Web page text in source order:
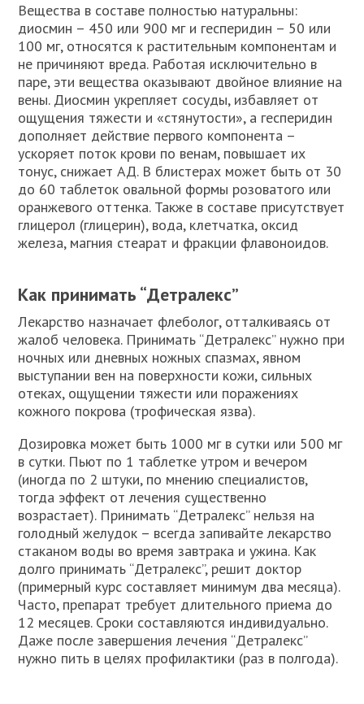
Вещества в составе полностью натуральны:
диосмин – 450 или 900 мг и гесперидин – 50 или
100 мг, относятся к растительным компонентам и
не причиняют вреда. Работая исключительно в
паре, эти вещества оказывают двойное влияние на
вены. Диосмин укрепляет сосуды, избавляет от
ощущения тяжести и «стянутости», а гесперидин
дополняет действие первого компонента –
ускоряет поток крови по венам, повышает их
тонус, снижает АД. В блистерах может быть от 30
до 60 таблеток овальной формы розоватого или
оранжевого оттенка. Также в составе присутствует
глицерол (глицерин), вода, клетчатка, оксид
железа, магния стеарат и фракции флавоноидов.
Как принимать “Детралекс”
Лекарство назначает флеболог, отталкиваясь от
жалоб человека. Принимать “Детралекс” нужно при
ночных или дневных ножных спазмах, явном
выступании вен на поверхности кожи, сильных
отеках, ощущении тяжести или поражениях
кожного покрова (трофическая язва).
Дозировка может быть 1000 мг в сутки или 500 мг
в сутки. Пьют по 1 таблетке утром и вечером
(иногда по 2 штуки, по мнению специалистов,
тогда эффект от лечения существенно
возрастает). Принимать “Детралекс” нельзя на
голодный желудок – всегда запивайте лекарство
стаканом воды во время завтрака и ужина. Как
долго принимать “Детралекс”, решит доктор
(примерный курс составляет минимум два месяца).
Часто, препарат требует длительного приема до
12 месяцев. Сроки составляются индивидуально.
Даже после завершения лечения “Детралекс”
нужно пить в целях профилактики (раз в полгода).